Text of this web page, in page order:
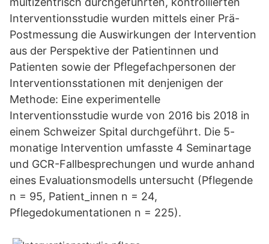
Interventionsstudie wurden mittels einer Prä-
Postmessung die Auswirkungen der Intervention
aus der Perspektive der Patientinnen und
Patienten sowie der Pflegefachpersonen der
Interventionsstationen mit denjenigen der
Methode: Eine experimentelle
Interventionsstudie wurde von 2016 bis 2018 in
einem Schweizer Spital durchgeführt. Die 5-
monatige Intervention umfasste 4 Seminartage
und GCR-Fallbesprechungen und wurde anhand
eines Evaluationsmodells untersucht (Pflegende
n = 95, Patient_innen n = 24,
Pflegedokumentationen n = 225).